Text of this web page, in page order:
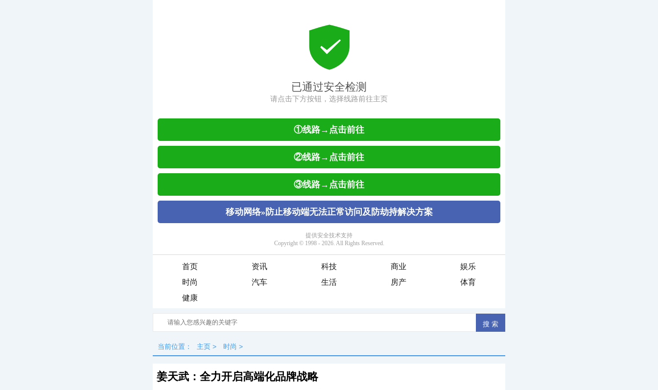
首页 资讯 科技 商业
娱乐
时尚
汽车 生活 房产
体育
健康
当前位置： 主页 > 时尚 >
姜天武：全力开启高端化品牌战略